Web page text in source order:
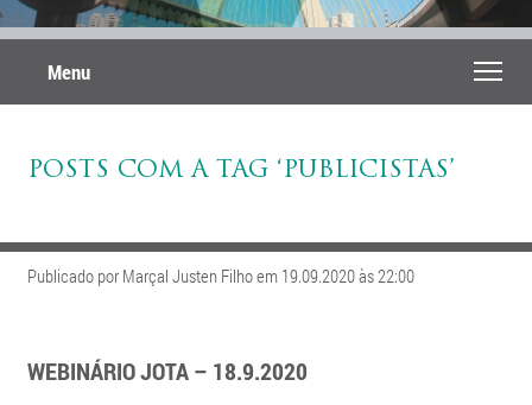
Menu
POSTS COM A TAG ‘PUBLICISTAS’
Publicado por Marçal Justen Filho em 19.09.2020 às 22:00
WEBINÁRIO JOTA – 18.9.2020